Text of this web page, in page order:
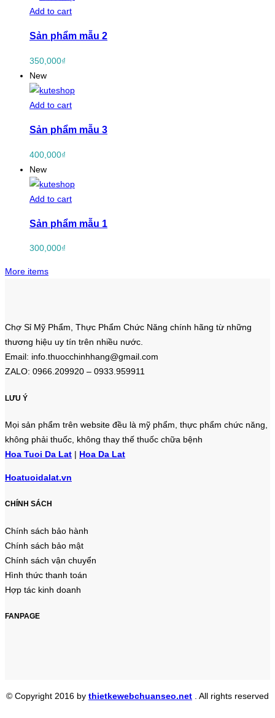
Add to cart
Sản phẩm mẫu 2
350,000₫
New
Add to cart
Sản phẩm mẫu 3
400,000₫
New
Add to cart
Sản phẩm mẫu 1
300,000₫
More items
Chợ Sỉ Mỹ Phẩm, Thực Phẩm Chức Năng chính hãng từ những
thương hiệu uy tín trên nhiều nước.
Email: info.thuocchinhhang@gmail.com
ZALO: 0966.209920 – 0933.959911
LƯU Ý
Mọi sản phẩm trên website đều là mỹ phẩm, thực phẩm chức năng,
không phải thuốc, không thay thế thuốc chữa bệnh
Hoa Tuoi Da Lat | Hoa Da Lat
Hoatuoidalat.vn
CHÍNH SÁCH
Chính sách bảo hành
Chính sách bảo mật
Chính sách vận chuyển
Hình thức thanh toán
Hợp tác kinh doanh
FANPAGE
© Copyright 2016 by thietkewebchuanseo.net . All rights reserved